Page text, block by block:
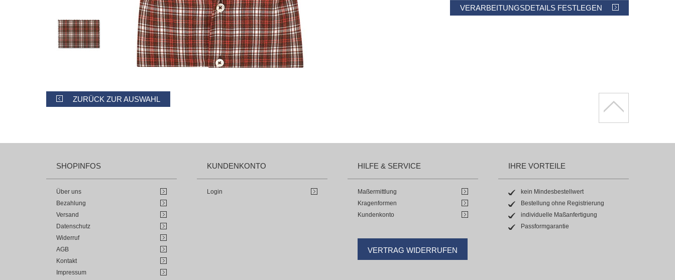
ZURÜCK ZUR AUSWAHL
VERARBEITUNGSDETAILS FESTLEGEN
SHOPINFOS
Über uns
Bezahlung
Versand
Datenschutz
Widerruf
AGB
Kontakt
Impressum
KUNDENKONTO
Login
HILFE & SERVICE
Maßermittlung
Kragenformen
Kundenkonto
VERTRAG WIDERRUFEN
IHRE VORTEILE
kein Mindesbestellwert
Bestellung ohne Registrierung
individuelle Maßanfertigung
Passformgarantie